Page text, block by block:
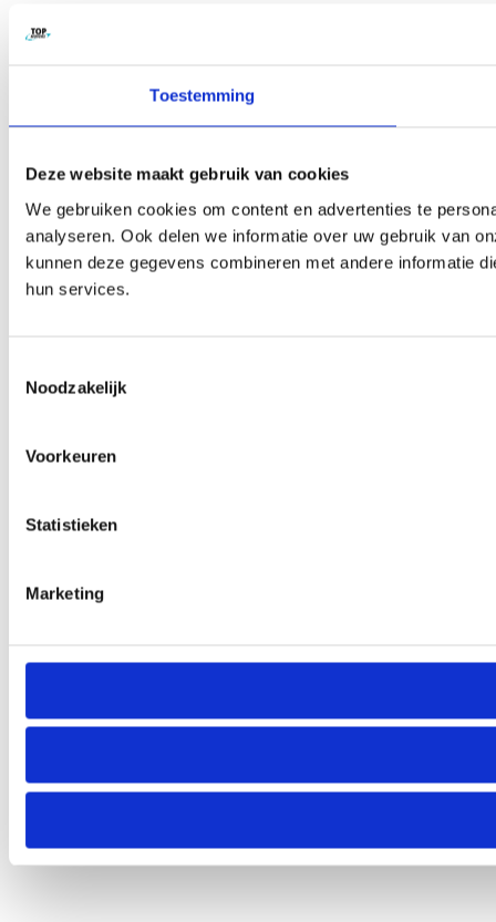
Toestemming
Deze website maakt gebruik van cookies
We gebruiken cookies om content en advertenties te
analyseren. Ook delen we informatie over uw gebruik van
kunnen deze gegevens combineren met andere informatie
hun services.
Noodzakelijk
Voorkeuren
Statistieken
Marketing